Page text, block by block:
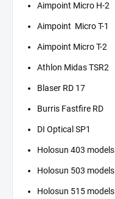
Aimpoint Micro H-2
Aimpoint Micro T-1
Aimpoint Micro T-2
Athlon Midas TSR2
Blaser RD 17
Burris Fastfire RD
DI Optical SP1
Holosun 403 models
Holosun 503 models
Holosun 515 models